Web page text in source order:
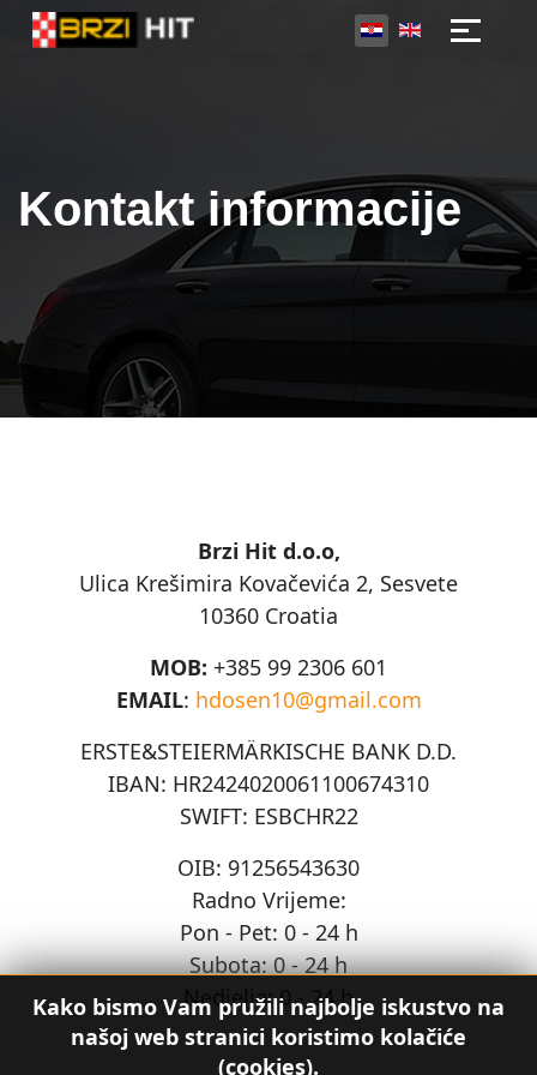
Kontakt informacije
Brzi Hit d.o.o,
Ulica Krešimira Kovačevića 2, Sesvete
10360 Croatia
MOB: +385 99 2306 601
EMAIL: hdosen10@gmail.com
ERSTE&STEIERMÄRKISCHE BANK D.D.
IBAN: HR2424020061100674310
SWIFT: ESBCHR22
OIB: 91256543630
Radno Vrijeme:
Pon - Pet: 0 - 24 h
Subota: 0 - 24 h
Nedjelja: 0 - 24 h
Kako bismo Vam pružili najbolje iskustvo na
našoj web stranici koristimo kolačiće
(cookies).